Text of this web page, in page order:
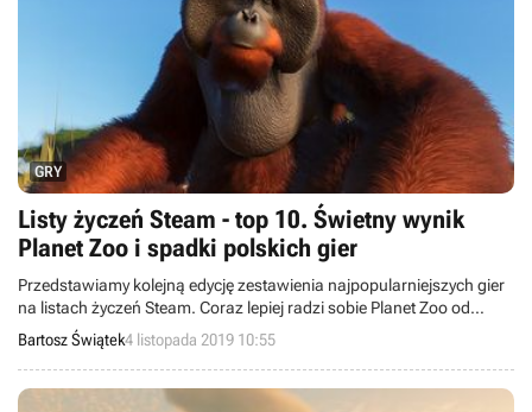
GRY
Listy życzeń Steam - top 10. Świetny wynik
Planet Zoo i spadki polskich gier
Przedstawiamy kolejną edycję zestawienia najpopularniejszych gier
na listach życzeń Steam. Coraz lepiej radzi sobie Planet Zoo od
studia Frontier Developments. Niestety, słabiej niż w zeszłym
tygodniu wypada kilka polskich tytułów, które już kolejny raz
odnotowały niewielkie spadki.
Bartosz Świątek4 listopada 2019 10:55